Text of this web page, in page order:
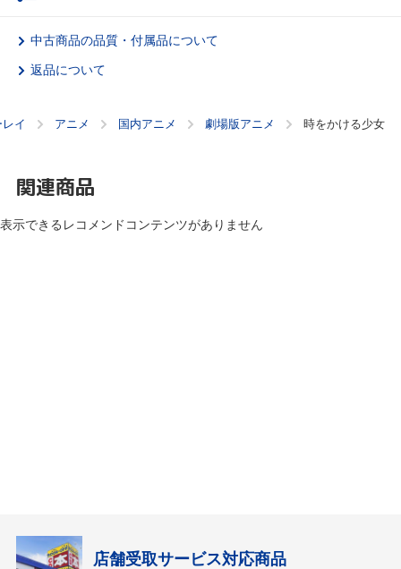
中古商品の品質・付属品について
返品について
イ アニメ 国内アニメ 劇場版アニメ 時をかける少女
関連商品
表示できるレコメンドコンテンツがありません
店舗受取サービス対応商品